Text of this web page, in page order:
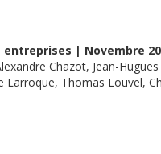
| Novembre
Chazot, Jean-
Larroque, Thomas Louvel,